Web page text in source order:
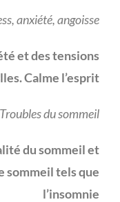
anxiété, angoisse
et des tensions
Calme l’esprit
Troubles du sommeil
du sommeil et
sommeil tels que
l’insomnie